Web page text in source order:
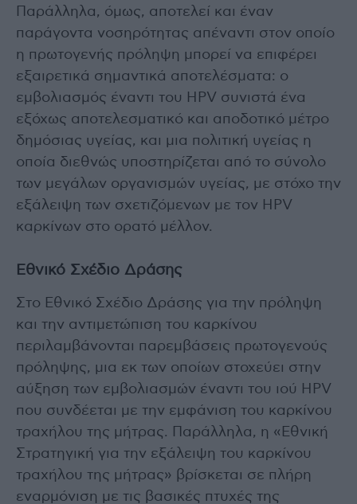
Παράλληλα, όμως, αποτελεί και έναν
παράγοντα νοσηρότητας απέναντι στον οποίο
η πρωτογενής πρόληψη μπορεί να επιφέρει
εξαιρετικά σημαντικά αποτελέσματα: ο
εμβολιασμός έναντι του HPV συνιστά ένα
εξόχως αποτελεσματικό και αποδοτικό μέτρο
δημόσιας υγείας, και μια πολιτική υγείας η
οποία διεθνώς υποστηρίζεται από το σύνολο
των μεγάλων οργανισμών υγείας, με στόχο την
εξάλειψη των σχετιζόμενων με τον HPV
καρκίνων στο ορατό μέλλον.
Εθνικό Σχέδιο Δράσης
Στο Εθνικό Σχέδιο Δράσης για την πρόληψη
και την αντιμετώπιση του καρκίνου
περιλαμβάνονται παρεμβάσεις πρωτογενούς
πρόληψης, μια εκ των οποίων στοχεύει στην
αύξηση των εμβολιασμών έναντι του ιού HPV
που συνδέεται με την εμφάνιση του καρκίνου
τραχήλου της μήτρας. Παράλληλα, η «Εθνική
Στρατηγική για την εξάλειψη του καρκίνου
τραχήλου της μήτρας» βρίσκεται σε πλήρη
εναρμόνιση με τις βασικές πτυχές της